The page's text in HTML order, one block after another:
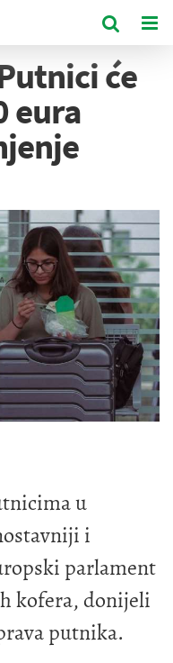
će
eura
u
i
parlament
kofera, donijeli
putnika.